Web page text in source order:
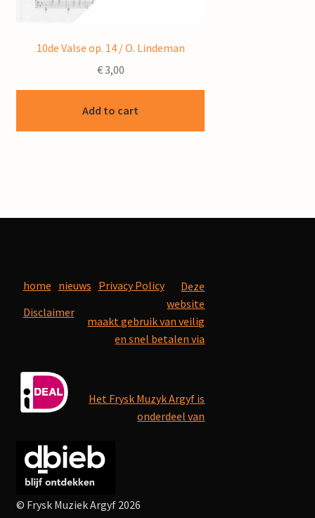
10de Valse op. 14 / O. Lindeman
€3,00
Add to cart
home nieuws Privacy Policy
Disclaimer
Deze
website
maakt gebruik van veilig
en snel betalen via
Het Frysk Muzyk Argyf is
onderdeel van
© Frysk Muziek Argyf 2026